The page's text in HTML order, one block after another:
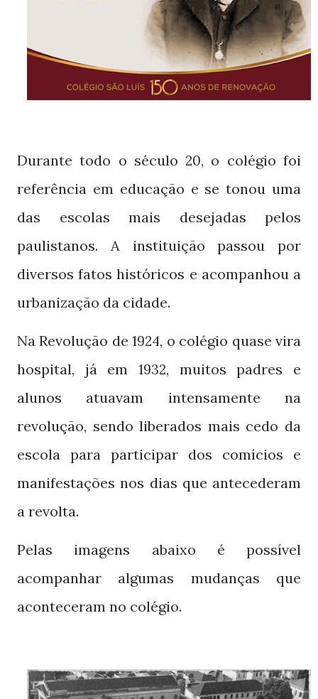
Durante todo o século 20, o colégio foi
referência em educação e se tonou uma
das escolas mais desejadas pelos
paulistanos. A instituição passou por
diversos fatos históricos e acompanhou a
urbanização da cidade.
Na Revolução de1924, o colégio quase vira
hospital, já em 1932, muitos padres e
alunos atuavam intensamente na
revolução, sendo liberados mais cedo da
escola para participar dos comícios e
manifestações nos dias que antecederam
a revolta.
Pelas imagens abaixo é possível
acompanhar algumas mudanças que
aconteceram no colégio.